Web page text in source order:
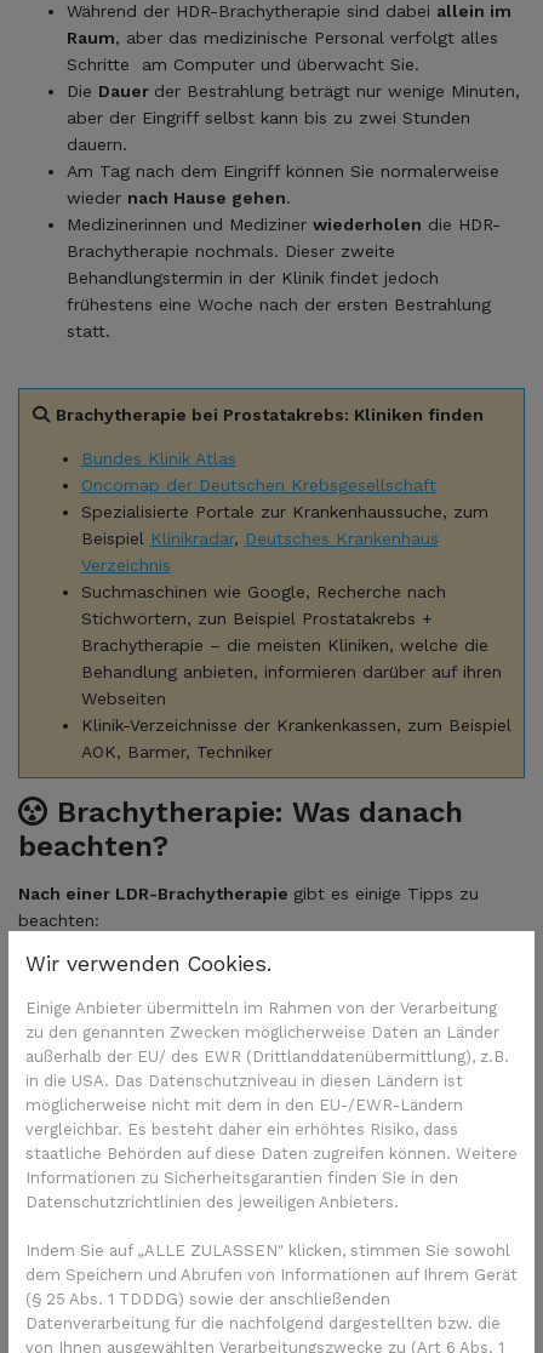
Während der HDR-Brachytherapie sind dabei allein im
Raum, aber das medizinische Personal verfolgt alles
Schritte am Computer und überwacht Sie.
Die Dauer der Bestrahlung beträgt nur wenige Minuten,
aber der Eingriff selbst kann bis zu zwei Stunden
dauern.
Am Tag nach dem Eingriff können Sie normalerweise
wieder nach Hause gehen.
Medizinerinnen und Mediziner wiederholen die HDR-
Brachytherapie nochmals. Dieser zweite
Behandlungstermin in der Klinik findet jedoch
frühestens eine Woche nach der ersten Bestrahlung
statt.
Brachytherapie bei Prostatakrebs: Kliniken finden
Bundes Klinik Atlas
Oncomap der Deutschen Krebsgesellschaft
Spezialisierte Portale zur Krankenhaussuche, zum
Beispiel Klinikradar, Deutsches Krankenhaus
Verzeichnis
Suchmaschinen wie Google, Recherche nach
Stichwörtern, zun Beispiel Prostatakrebs +
Brachytherapie – die meisten Kliniken, welche die
Behandlung anbieten, informieren darüber auf ihren
Webseiten
Klinik-Verzeichnisse der Krankenkassen, zum Beispiel
AOK, Barmer, Techniker
Brachytherapie: Was danach
beachten?
Nach einer LDR-Brachytherapie gibt es einige Tipps zu
beachten:
Empfohlen ist es, in den ersten Tagen nach der LDR-
Schwangeren und Kindern zu pflegen.
Sie müssen sich aber auch nicht komplett isolieren. Sie
können Besuch empfangen, sich im gleichen Zimmer
mit anderen aufhalten, andere umarmen oder mit
Handschlag begrüßen.
Nach einigen Wochen ist die Strahlung weitgehend
abgeklungen und Sie sind keine Gefahr mehr für andere.
Nach einer HDR-Brachytherapie sind Sie keine Gefahr für
Ihre Mitmenschen, weil die Strahlenquellen wieder entfernt
wurden. Sie müssen also keine besonderen Tipps beherzigen.
Wir verwenden Cookies.
Einige Anbieter übermitteln im Rahmen von der Verarbeitung
zu den genannten Zwecken möglicherweise Daten an Länder
außerhalb der EU/ des EWR (Drittlanddatenübermittlung), z.B.
in die USA. Das Datenschutzniveau in diesen Ländern ist
möglicherweise nicht mit dem in den EU-/EWR-Ländern
vergleichbar. Es besteht daher ein erhöhtes Risiko, dass
staatliche Behörden auf diese Daten zugreifen können. Weitere
Informationen zu Sicherheitsgarantien finden Sie in den
Datenschutzrichtlinien des jeweiligen Anbieters.
Indem Sie auf „ALLE ZULASSEN" klicken, stimmen Sie sowohl
dem Speichern und Abrufen von Informationen auf Ihrem Gerät
(§ 25 Abs. 1 TDDDG) sowie der anschließenden
Datenverarbeitung für die nachfolgend dargestellten bzw. die
von Ihnen ausgewählten Verarbeitungszwecke zu (Art 6 Abs. 1